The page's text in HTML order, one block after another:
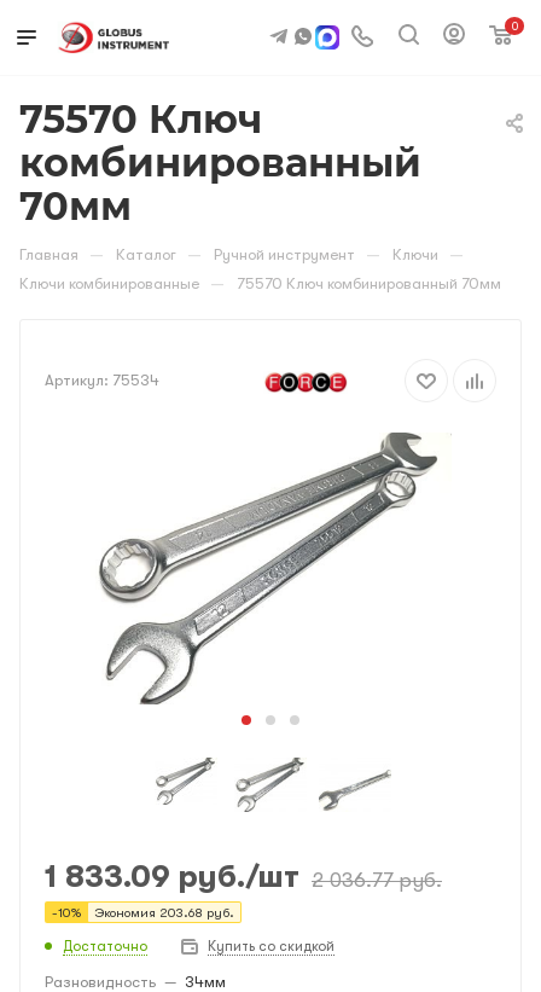
0
75570 Ключ
комбинированный
70мм
Главная — Каталог — Ручной инструмент — Ключи —
Ключи комбинированные — 75570 Ключ комбинированный 70мм
Артикул: 75534
1 833.09 руб./шт 2 036.77руб.
-10% Экономия 203.68 руб.
Достаточно Купить со скидкой
Разновидность — 34мм